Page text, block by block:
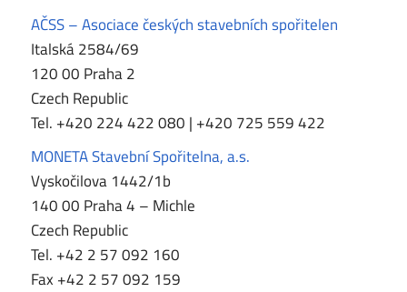
AČSS – Asociace českých stavebních spořitelen
Italská 2584/69
120 00 Praha 2
Czech Republic
Tel. +420 224 422 080 | +420 725 559 422
MONETA Stavební Spořitelna, a.s.
Vyskočilova 1442/1b
140 00 Praha 4 – Michle
Czech Republic
Tel. +42 2 57 092 160
Fax +42 2 57 092 159